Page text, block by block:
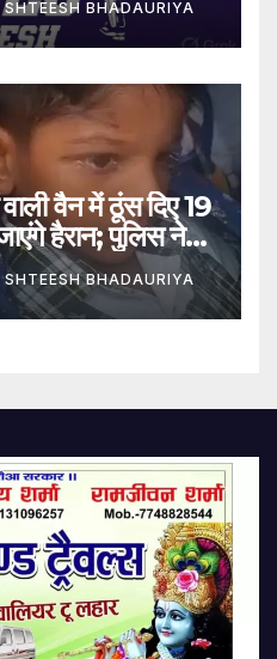
Tour
Joins
SHTEESH BHADAURIYA
वैन में ठूंस दिए 19
हैरान; पुलिस ने
SHTEESH BHADAURIYA